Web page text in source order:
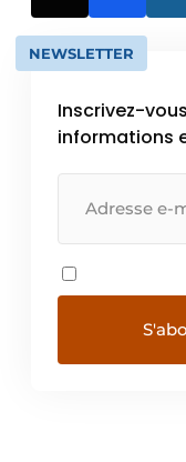
NEWSLETTER
Inscrivez-
informations